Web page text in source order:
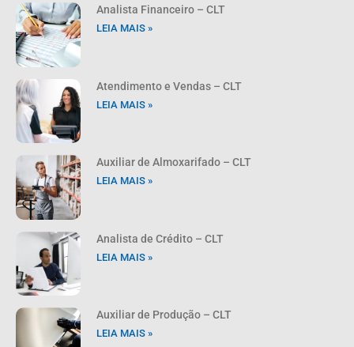
Analista Financeiro – CLT
LEIA MAIS »
Atendimento e Vendas – CLT
LEIA MAIS »
Auxiliar de Almoxarifado – CLT
LEIA MAIS »
Analista de Crédito – CLT
LEIA MAIS »
Auxiliar de Produção – CLT
LEIA MAIS »